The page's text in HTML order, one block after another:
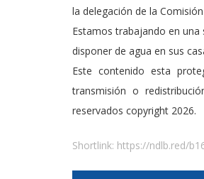
la delegación de la
Estamos trabajando en
disponer de agua en sus
Este contenido esta
transmisión o
reservados copyright 2026.
Shortlink: https://ndlb.red/